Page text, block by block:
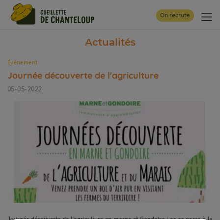
On recrute
Actualités
Évènement
Journée découverte de l'agriculture
05-05-2022
Panneau de gestion des cookies